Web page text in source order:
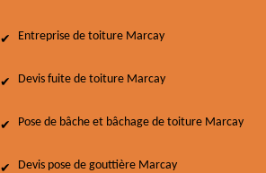
Entreprise de toiture Marcay
Devis fuite de toiture Marcay
Pose de bâche et bâchage de toiture Marcay
Devis pose de gouttière Marcay